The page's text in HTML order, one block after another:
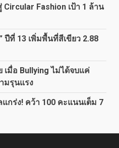
Fashion เป้า 1 ล้าน
ปีที่ 13 เพิ่มพื้นที่สีเขียว 2.88
มื่อ Bullying ไม่ได้จบแค่
มรุนแรง
กร่ง! คว้า 100 คะแนนเต็ม 7